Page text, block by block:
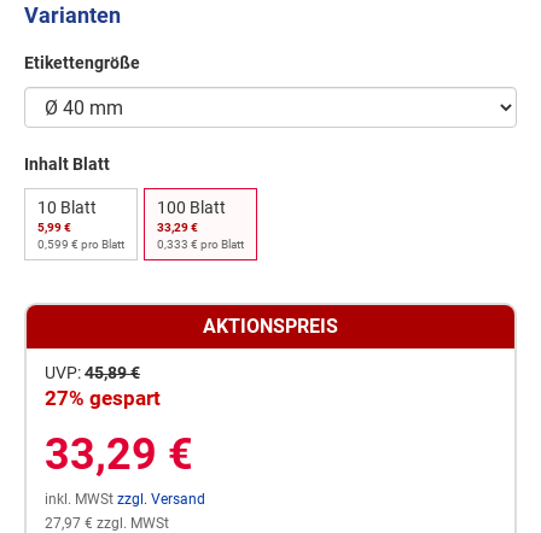
Varianten
Etikettengröße
Inhalt Blatt
10 Blatt
5,99 €
0,599 € pro Blatt
100 Blatt
33,29 €
0,333 € pro Blatt
AKTIONSPREIS
UVP:45,89 €
27% gespart
33,29 €
inkl. MWSt zzgl. Versand
27,97 € zzgl. MWSt